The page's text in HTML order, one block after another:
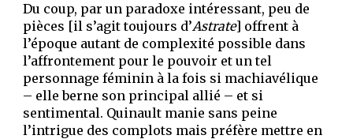
Du coup, par un paradoxe intéressant, peu de
pièces [il s’agit toujours d’Astrate] offrent à
l’époque autant de complexité possible dans
l’affrontement pour le pouvoir et un tel
personnage féminin à la fois si machiavélique
– elle berne son principal allié – et si
sentimental. Quinault manie sans peine
l’intrigue des complots mais préfère mettre en